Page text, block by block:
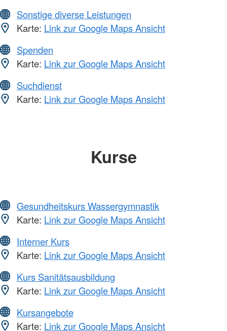
Sonstige diverse Leistungen
Karte: Link zur Google Maps Ansicht
Spenden
Karte: Link zur Google Maps Ansicht
Suchdienst
Karte: Link zur Google Maps Ansicht
Kurse
Gesundheitskurs Wassergymnastik
Karte: Link zur Google Maps Ansicht
Interner Kurs
Karte: Link zur Google Maps Ansicht
Kurs Sanitätsausbildung
Karte: Link zur Google Maps Ansicht
Kursangebote
Karte: Link zur Google Maps Ansicht